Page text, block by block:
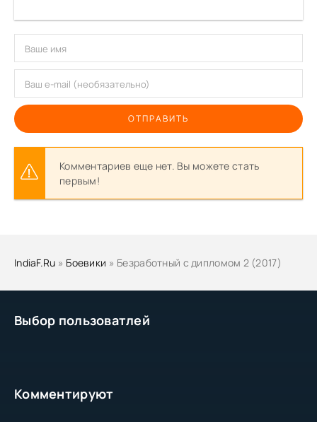
Выбор пользоватлей
Комментируют
ОТПРАВИТЬ
Комментариев еще нет. Вы можете стать
первым!
IndiaF.Ru » Боевики » Безработный с дипломом 2 (2017)